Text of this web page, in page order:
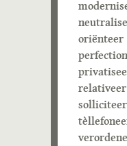
oriënteer
relativeer
solliciteer